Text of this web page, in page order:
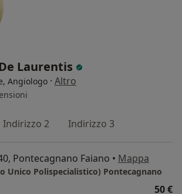
Laurentis
Angiologo · Altro
Indirizzo 2 Indirizzo 3
Pontecagnano Faiano • Mappa
Unico Polispecialistico) Pontecagnano
50 €